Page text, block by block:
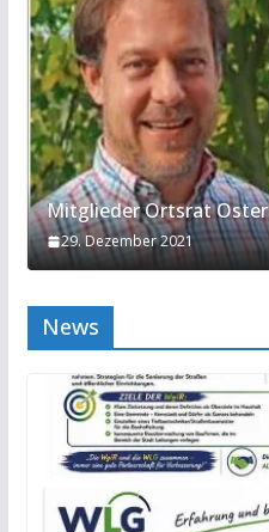
Mitglieder Ortsrat
29. Dezember 2021
News